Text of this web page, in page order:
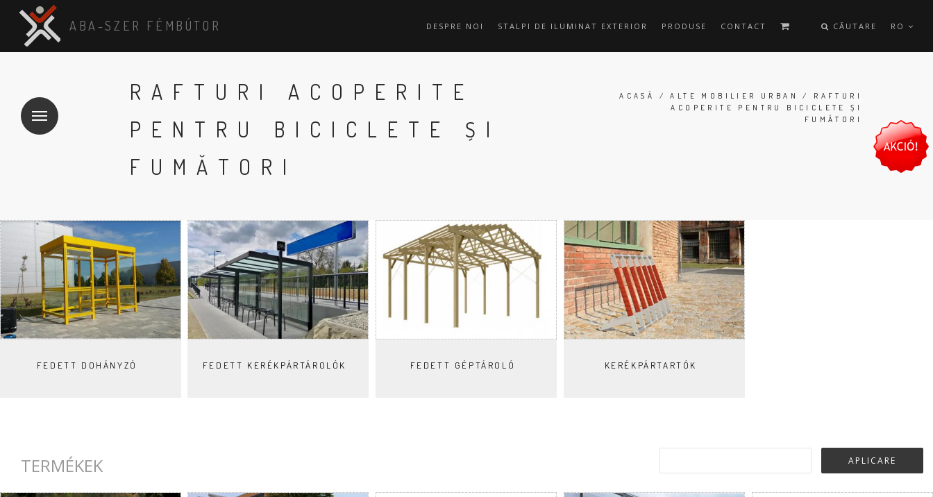
DESPRE NOI STALPI DE ILUMINAT EXTERIOR PRODUSE CONTACT CĂUTARE RO
ABA-SZER FÉMBÚTOR
RAFTURI ACOPERITE
PENTRU BICICLETE ȘI
FUMĂTORI
ACASĂ /ALTE MOBILIER URBAN
/ RAFTURI
ACOPERITE PENTRU BICICLETE ȘI
FUMĂTORI
FEDETT DOHÁNYZÓ FEDETT KERÉKPÁRTÁROLÓK FEDETT GÉPTÁROLÓ KERÉKPÁRTARTÓK
TERMÉKEK